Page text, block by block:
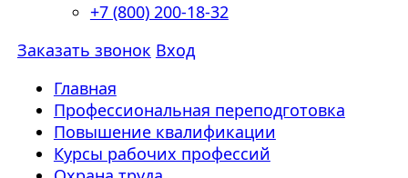
+7 (800) 200-18-32
Заказать звонок Вход
Главная
Профессиональная переподготовка
Повышение квалификации
Курсы рабочих профессий